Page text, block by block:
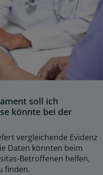
soll ich
könnte bei der
vergleichende Evidenz
Daten könnten beim
Betroffenen helfen,
finden.